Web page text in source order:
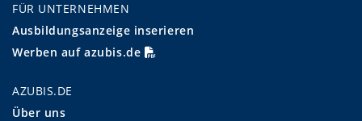
FÜR UNTERNEHMEN
Ausbildungsanzeige inserieren
Werben auf azubis.de
AZUBIS.DE
Über uns